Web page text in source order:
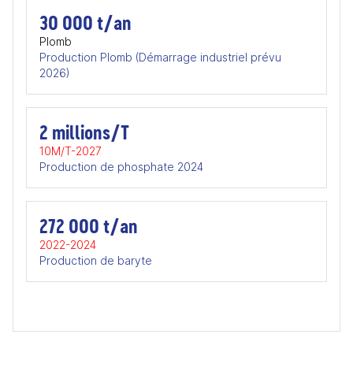
30 000 t/an
Plomb
Production Plomb (Démarrage industriel prévu
2026)
2 millions/T
10M/T-2027
Production de phosphate 2024
272 000 t/an
2022-2024
Production de baryte